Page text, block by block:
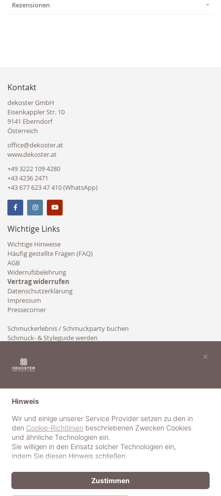
Rezensionen
Kontakt
dekoster GmbH
Eisenkappler Str. 10
9141 Eberndorf
Österreich
office@dekoster.at
www.dekoster.at
+49 3222 109 4280
+43 4236 2471
+43 677 623 47 410 (WhatsApp)
Wichtige Links
Wichtige Hinweise
Häufig gestellte Fragen (FAQ)
AGB
Widerrufsbelehrung
Vertrag widerrufen
Datenschutzerklärung
Impressum
Pressecorner
Schmuckerlebnis / Schmuckparty buchen
Schmuck- & Styleguide werden
Hinweis
Wir und einige unserer Service Provider setzen zu den in
den Cookie-Richtlinien beschriebenen Zwecken Cookies
und ähnliche Technologien ein.
Sie willigen in den Einsatz solcher Technologien ein,
indem Sie diesen Hinweis schließen.
Zustimmen
×